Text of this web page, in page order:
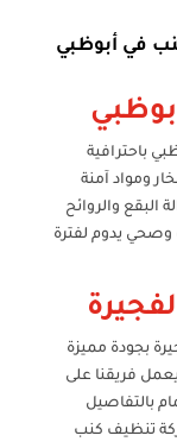
في أبوظبي
باحترافية
ومواد آمنة
والروائح
يدوم لفترة
بجودة مميزة
فريقنا على
بالتفاصيل
تنظيف كنب